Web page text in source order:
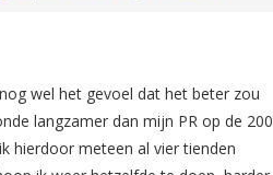
wel het gevoel dat het beter zou
langzamer dan mijn PR op de 200
hierdoor meteen al vier tienden